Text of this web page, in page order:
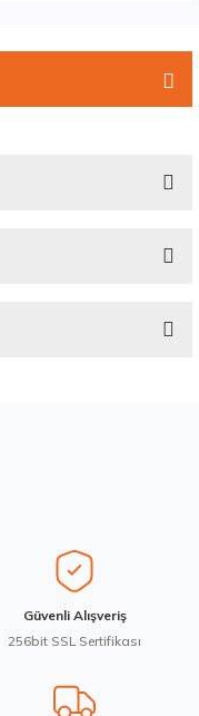
Güvenli Alışveriş
256bit SSL Sertifikası